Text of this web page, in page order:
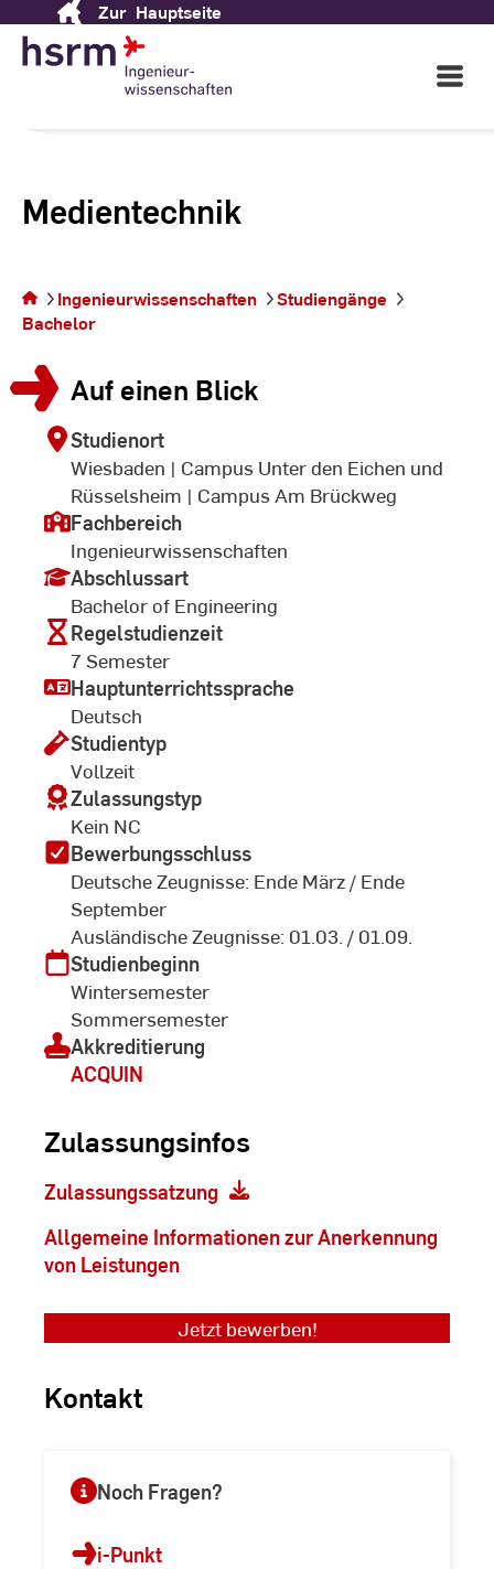
Content
Zur Hauptseite
Open
Main
Medientechnik
befinden
sich auf
der
Seite
Ingenieurwissenschaften
Studiengänge
Bachelor
Auf einen Blick
Studienort
Wiesbaden | Campus Unter den Eichen und
Rüsselsheim | Campus Am Brückweg
Fachbereich
Ingenieurwissenschaften
Abschlussart
Bachelor of Engineering
Regelstudienzeit
7 Semester
Hauptunterrichtssprache
Deutsch
Studientyp
Vollzeit
Zulassungstyp
Kein NC
Bewerbungsschluss
Deutsche Zeugnisse: Ende März / Ende
September
Ausländische Zeugnisse: 01.03. / 01.09.
Studienbeginn
Wintersemester
Sommersemester
Akkreditierung
ACQUIN
Zulassungsinfos
Zulassungssatzung
Allgemeine Informationen zur Anerkennung
von Leistungen
Jetzt bewerben!
Kontakt
Noch Fragen?
i-Punkt